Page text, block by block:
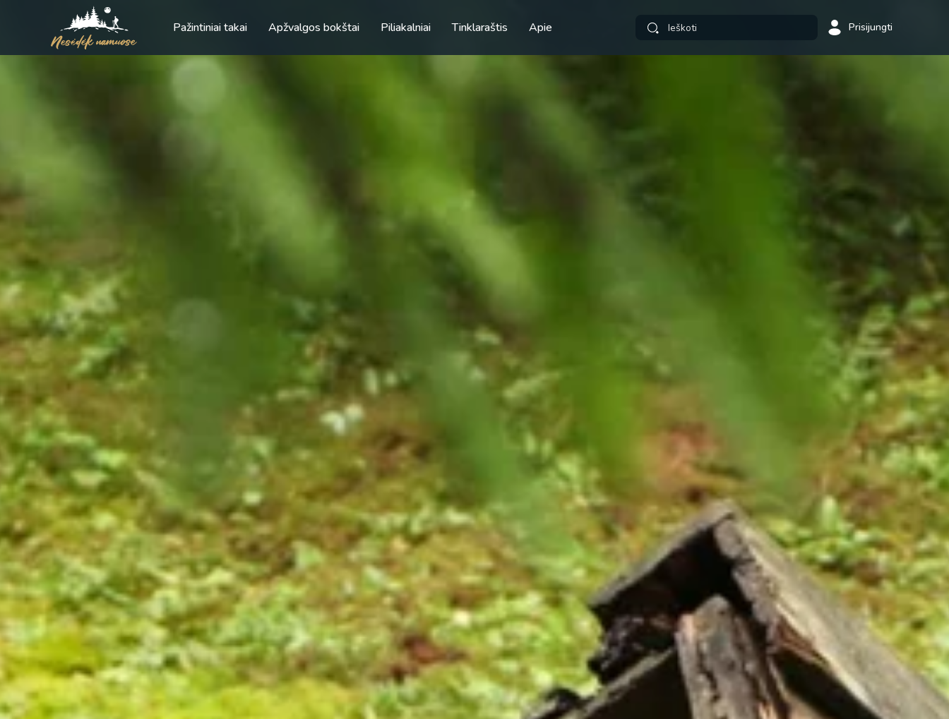
Pažintiniai takai Apžvalgos bokštai Piliakalniai Tinklaraštis Apie Prisijungti